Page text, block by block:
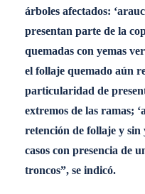
árboles afectados:
presentan parte de la
quemadas con yemas
el follaje quemado aún
particularidad de
extremos de las ramas;
retención de follaje y sin
casos con presencia de
troncos”, se indicó.